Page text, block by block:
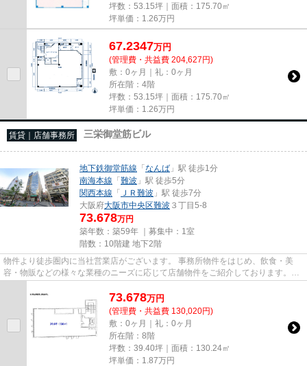
坪数：53.15坪｜面積：175.70㎡
坪単価： 1.26万円
67.2347万円
(管理費・共益費 204,627円)
敷：0ヶ月｜礼：0ヶ月
所在階：4階
坪数：53.15坪｜面積：175.70㎡
坪単価： 1.26万円
賃貸｜店舗事務所 三栄御堂筋ビル
地下鉄御堂筋線 「なんば 」駅 徒歩1分
南海本線 「難波 」駅 徒歩5分
関西本線 「 ＪＲ難波 」駅 徒歩7分
大阪府大阪市中央区難波 ３丁目5-8
73.678万円
築年数：築59年 ｜募集中： 1室
階数：10階建 地下2階
物件より徒歩圏内に当社営業店がございます。 事務所物件をはじめ、飲食・美
容・物販などの様々な業種のニーズに応じて店舗物件をご紹介しております。
尚、弊社ではおとり広告は一切...
73.678万円
(管理費・共益費 130,020円)
敷：0ヶ月｜礼：0ヶ月
所在階：8階
坪数：39.40坪｜面積：130.24㎡
坪単価： 1.87万円